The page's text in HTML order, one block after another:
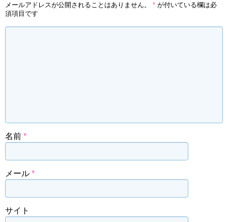
メールアドレスが公開されることはありません。 * が付いている欄は必
須項目です
名前 *
メール *
サイト